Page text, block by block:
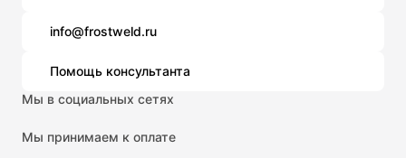
info@frostweld.ru
Помощь консультанта
Мы в социальных сетях
Мы принимаем к оплате